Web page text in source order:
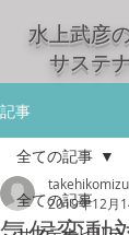
水上武彦
サステ
記事
全ての記事
全ての記事
2019年12月